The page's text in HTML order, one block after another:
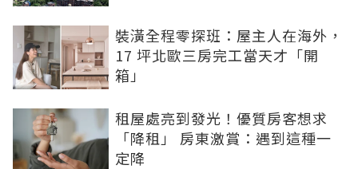
裝潢全程零探班：屋主人在海外，
17 坪北歐三房完工當天才「開
箱」
租屋處亮到發光！優質房客想求
「降租」 房東激賞：遇到這種一
定降